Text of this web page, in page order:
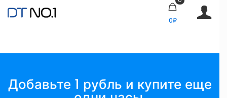
0₽
Добавьте 1 рубль и купите еще